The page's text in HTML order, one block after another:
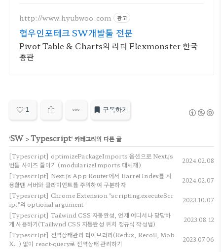
http://www.hyubwoo.com 광고
협우인포테크 SW개발툴 전문
Pivot Table & Charts의 리더 Flexmonster 한국
총판
1 구독하기
'SW>Typescript' 카테고리의 다른 글
[Typescript] optimizePackageImports 옵션으로 Next.js
번들 사이즈 줄이기 (modularizeImports 대체재)
2024.02.08
[Typescript] Next.js App Router에서 Barrel Index를 사
용할땐 서버와 클라이언트를 주의하여 구분하자
2024.02.07
[Typescript] Chrome Extension "scripting.executeScr
ipt"의 optional argument
2023.10.07
[Typescript] Tailwind CSS 자동완성, 언제 어디서나 당당하
게 사용하기(Taillwnd CSS 자동완성 위치 정규식 작성법)
2023.08.12
[Typescript] 전역상태관리 라이브러리(Redux, Recoil, Mob
X...) 없이 react-query로 전역상태 관리하기
2023.07.06